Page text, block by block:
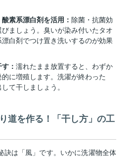
素系漂白剤を活用： 除菌・抗菌効
ましょう。臭いが染み付いたタオ
白剤でつけ置き洗いするのが効果
： 濡れたまま放置すると、わずか
に増殖します。洗濯が終わった
て干しましょう。
道を作る！「干し方」の工
訣は「風」です。いかに洗濯物全体